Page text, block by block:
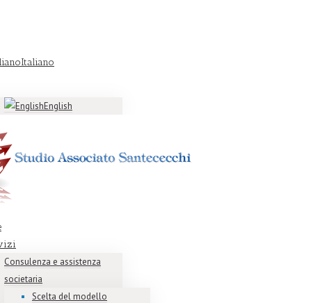
Italiano
English
Consulenza e assistenza
societaria
Scelta del modello